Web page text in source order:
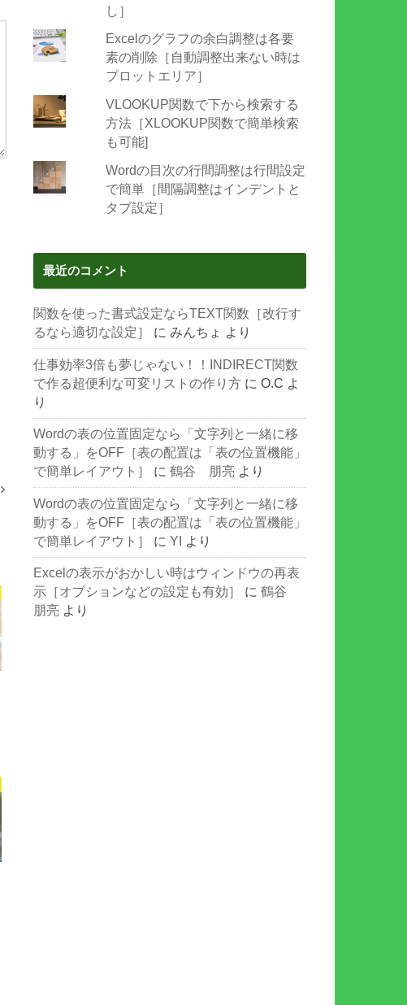
し］
Excelのグラフの余白調整は各要
素の削除［自動調整出来ない時は
プロットエリア］
VLOOKUP関数で下から検索する
方法［XLOOKUP関数で簡単検索
も可能]
Wordの目次の行間調整は行間設定
で簡単［間隔調整はインデントと
タブ設定］
最近のコメント
関数を使った書式設定ならTEXT関数［改行す
るなら適切な設定］
に みんちょ より
仕事効率3倍も夢じゃない！！INDIRECT関数
で作る超便利な可変リストの作り方 に O.C よ
り
Wordの表の位置固定なら「文字列と一緒に移
動する」をOFF［表の配置は「表の位置機能」
で簡単レイアウト］
に 鶴谷 朋亮 より
Wordの表の位置固定なら「文字列と一緒に移
動する」をOFF［表の配置は「表の位置機能」
で簡単レイアウト］
に YI より
Excelの表示がおかしい時はウィンドウの再表
示［オプションなどの設定も有効］
に 鶴谷
朋亮 より